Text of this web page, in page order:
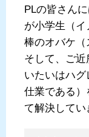
PLの皆さん
が小学生（
棒のオバケ（
そして、ご
いたいはハ
仕業である
て解決してい